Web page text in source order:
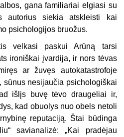
gana familiariai elgiasi su
autorius siekia atskleisti kai
psichologijos bruožus.
velkasi paskui Arūną tarsi
ironiškai įvardija, ir nors tėvas
ar žuvęs autokatastrofoje
sūnus nesijaučia psichologiškai
išlįs buvę tėvo draugeliai ir,
kad obuolys nuo obels netoli
reputaciją. Štai būdinga
savianalizė: „Kai pradėjau